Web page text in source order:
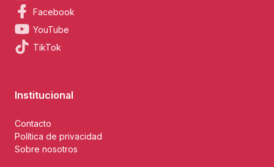
Facebook
YouTube
TikTok
Institucional
Contacto
Política de privacidad
Sobre nosotros